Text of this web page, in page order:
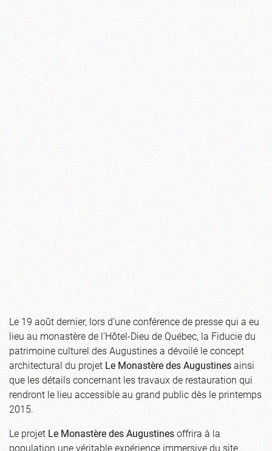
Le 19 août dernier, lors d’une conférence de presse qui a eu
lieu au monastère de l’Hôtel-Dieu de Québec, la Fiducie du
patrimoine culturel des Augustines a dévoilé le concept
architectural du projetLe Monastère des Augustinesainsi
que les détails concernant les travaux de restauration qui
rendront le lieu accessible au grand public dès le printemps
2015.
Le projetLe Monastère des Augustinesoffrira à la
population une véritable expérience immersive du site